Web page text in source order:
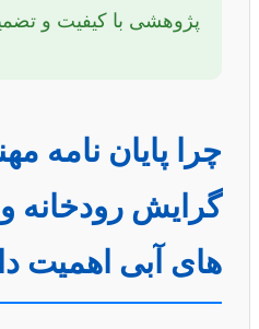
پژوهشی با کیفیت و
چرا پایان نامه
گرایش رودخانه
های آبی اهمیت